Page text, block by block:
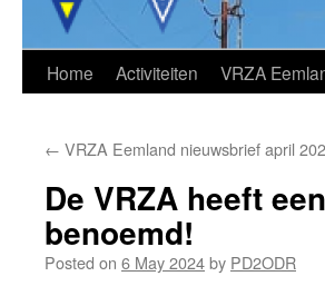
Home Activiteiten VRZA
← VRZA Eemland nieuwsbrief april
De VRZA heeft
benoemd!
Posted on 6 May 2024by PD2ODR